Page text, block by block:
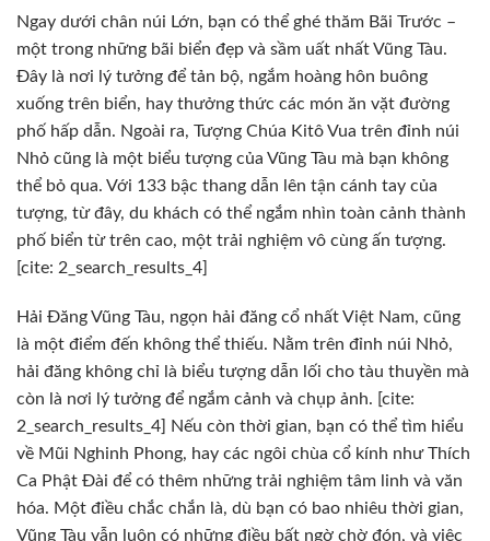
Ngay dưới chân núi Lớn, bạn có thể ghé thăm Bãi Trước –
một trong những bãi biển đẹp và sầm uất nhất Vũng Tàu.
Đây là nơi lý tưởng để tản bộ, ngắm hoàng hôn buông
xuống trên biển, hay thưởng thức các món ăn vặt đường
phố hấp dẫn. Ngoài ra, Tượng Chúa Kitô Vua trên đỉnh núi
Nhỏ cũng là một biểu tượng của Vũng Tàu mà bạn không
thể bỏ qua. Với 133 bậc thang dẫn lên tận cánh tay của
tượng, từ đây, du khách có thể ngắm nhìn toàn cảnh thành
phố biển từ trên cao, một trải nghiệm vô cùng ấn tượng.
[cite: 2_search_results_4]
Hải Đăng Vũng Tàu, ngọn hải đăng cổ nhất Việt Nam, cũng
là một điểm đến không thể thiếu. Nằm trên đỉnh núi Nhỏ,
hải đăng không chỉ là biểu tượng dẫn lối cho tàu thuyền mà
còn là nơi lý tưởng để ngắm cảnh và chụp ảnh. [cite:
2_search_results_4] Nếu còn thời gian, bạn có thể tìm hiểu
về Mũi Nghinh Phong, hay các ngôi chùa cổ kính như Thích
Ca Phật Đài để có thêm những trải nghiệm tâm linh và văn
hóa. Một điều chắc chắn là, dù bạn có bao nhiêu thời gian,
Vũng Tàu vẫn luôn có những điều bất ngờ chờ đón, và việc